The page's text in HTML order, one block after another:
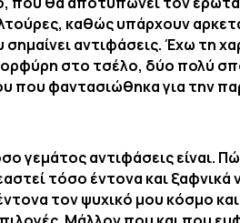
καθώς υπάρχουν
σημαίνει αντιφάσεις. Έχω τη
στο τσέλο, δύο πολύ
που φαντασιώθηκα για
αντιφάσεις είναι.
τόσο έντονα και ξαφνικά
τον ψυχικό μου κόσμο